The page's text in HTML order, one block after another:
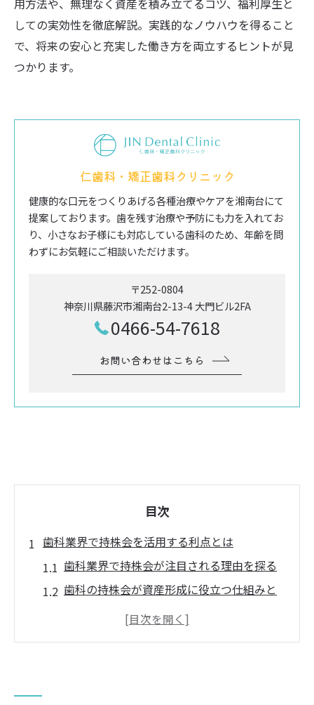
用方法や、無理なく資産を積み立てるコツ、福利厚生と
しての実効性を徹底解説。実践的なノウハウを得ること
で、将来の安心と充実した働き方を両立するヒントが見
つかります。
仁歯科・矯正歯科クリニック
健康的な口元をつくりあげる各種治療やケアを湘南台にて
提案しております。歯を残す治療や予防にも力を入れてお
り、小さなお子様にも対応している歯科のため、年齢を問
わずにお気軽にご相談いただけます。
〒252-0804
神奈川県藤沢市湘南台2-13-4 大門ビル2FA
0466-54-7618
お問い合わせはこちら
目次
歯科業界で持株会を活用する利点とは
歯科業界で持株会が注目される理由を探る
歯科の持株会が資産形成に役立つ仕組みと